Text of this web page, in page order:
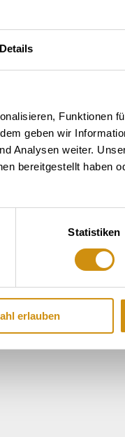
Details
Funktionen
geben wir
Analysen weiter.
bereitgestellt haben
Statistiken
erlauben